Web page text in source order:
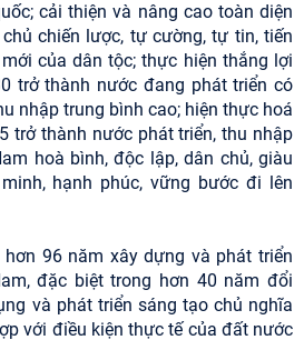
cải thiện và nâng cao toàn diện
chiến lược, tự cường, tự tin, tiến
của dân tộc; thực hiện thắng lợi
trở thành nước đang phát triển có
nhập trung bình cao; hiện thực hoá
trở thành nước phát triển, thu nhập
hoà bình, độc lập, dân chủ, giàu
hạnh phúc, vững bước đi lên
hơn 96 năm xây dựng và phát triển
đặc biệt trong hơn 40 năm đổi
và phát triển sáng tạo chủ nghĩa
với điều kiện thực tế của đất nước